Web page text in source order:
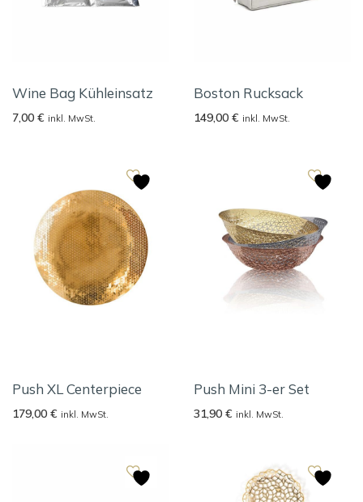
Wine Bag Kühleinsatz
7,00 € inkl. MwSt.
Boston Rucksack
149,00 € inkl. MwSt.
Push XL Centerpiece
179,00 € inkl. MwSt.
Push Mini 3-er Set
31,90 € inkl. MwSt.